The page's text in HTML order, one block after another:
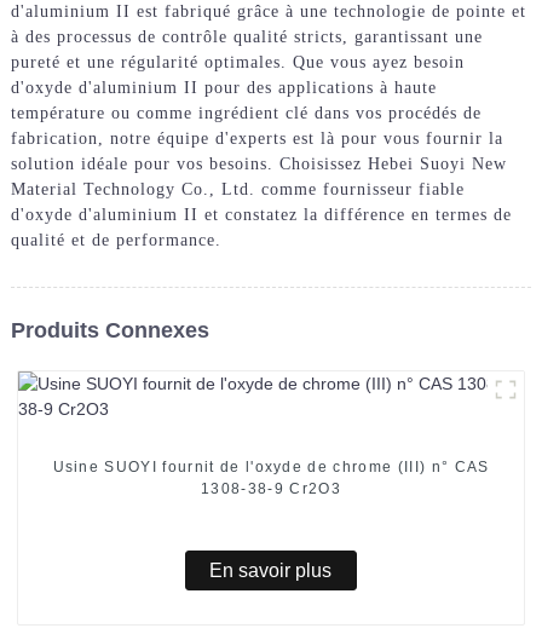
d'aluminium II est fabriqué grâce à une technologie de pointe et
à des processus de contrôle qualité stricts, garantissant une
pureté et une régularité optimales. Que vous ayez besoin
d'oxyde d'aluminium II pour des applications à haute
température ou comme ingrédient clé dans vos procédés de
fabrication, notre équipe d'experts est là pour vous fournir la
solution idéale pour vos besoins. Choisissez Hebei Suoyi New
Material Technology Co., Ltd. comme fournisseur fiable
d'oxyde d'aluminium II et constatez la différence en termes de
qualité et de performance.
Produits Connexes
Usine SUOYI fournit de l'oxyde de chrome (III) n° CAS
1308-38-9 Cr2O3
En savoir plus